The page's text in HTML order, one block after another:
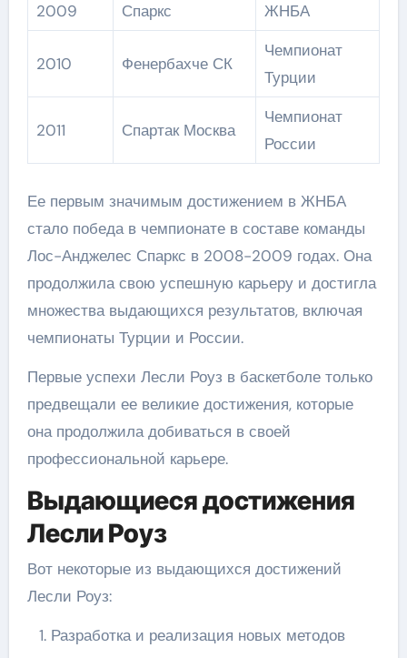
2009
Спаркс
ЖНБА
2010 Фенербахче СК
Чемпионат
Турции
2011 Спартак Москва
Чемпионат
России
Ее первым значимым достижением в ЖНБА
стало победа в чемпионате в составе команды
Лос-Анджелес Спаркс в 2008-2009 годах. Она
продолжила свою успешную карьеру и достигла
множества выдающихся результатов, включая
чемпионаты Турции и России.
Первые успехи Лесли Роуз в баскетболе только
предвещали ее великие достижения, которые
она продолжила добиваться в своей
профессиональной карьере.
Выдающиеся достижения
Лесли Роуз
Вот некоторые из выдающихся достижений
Лесли Роуз:
Разработка и реализация новых методов